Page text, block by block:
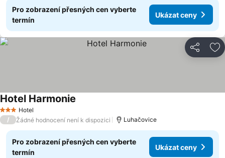
Pro zobrazení přesných cen vyberte
termín
Ukázat ceny
Sdílet
3 Počet hvězdiček
Hotel
Hotel Harmonie
/ Žádné hodnocení není k dispozici Luhačovice
Pro zobrazení přesných cen vyberte
termín
Ukázat ceny